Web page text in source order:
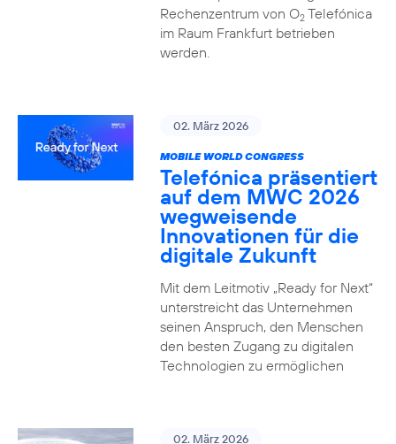
Rechenzentrum von O2Telefónica
im Raum Frankfurt betrieben
werden.
02. März 2026
MOBILE WORLD CONGRESS
Telefónica präsentiert
auf dem MWC 2026
wegweisende
Innovationen für die
digitale Zukunft
Mit dem Leitmotiv „Ready for Next“
unterstreicht das Unternehmen
seinen Anspruch, den Menschen
den besten Zugang zu digitalen
Technologien zu ermöglichen
02. März 2026